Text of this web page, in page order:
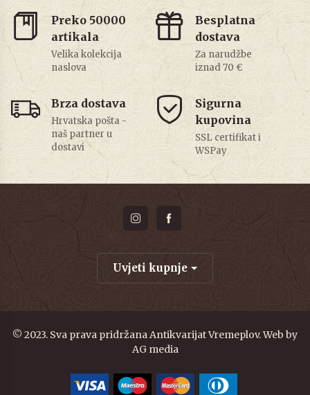
Preko 50000
artikala
Velika kolekcija
naslova
Besplatna
dostava
Za narudžbe
iznad 70 €
Brza dostava
Hrvatska pošta -
naš partner u
dostavi
Sigurna
kupovina
SSL certifikat i
WSPay
Uvjeti kupnje
© 2023. Sva prava pridržana Antikvarijat Vremeplov. Web by
AG media